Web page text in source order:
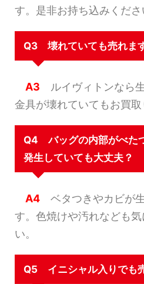
す。是非お持ち込みくださ
Q3 壊れていても売れま
A3 ルイヴィトンなら
金具が壊れていてもお買取
Q4 バッグの内部がべた
発生していても大丈夫？
A4 ベタつきやカビが
す。色焼けや汚れなども
い。
Q5 イニシャル入りでも